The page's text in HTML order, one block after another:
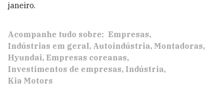
janeiro.
Acompanhe tudo sobre: Empresas
Indústrias em geral Autoindústria Montadoras
Hyundai Empresas coreanas
Investimentos de empresas Indústria
Kia Motors